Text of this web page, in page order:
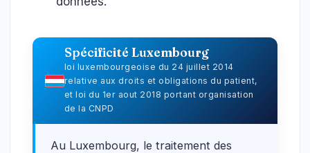
Spécificité Luxembourg
loi luxembourgeoise du 24 juillet 2014
relative aux droits et obligations du patient,
et loi du 1er aout 2018 portant organisation
de la CNPD
Au Luxembourg, le traitement des